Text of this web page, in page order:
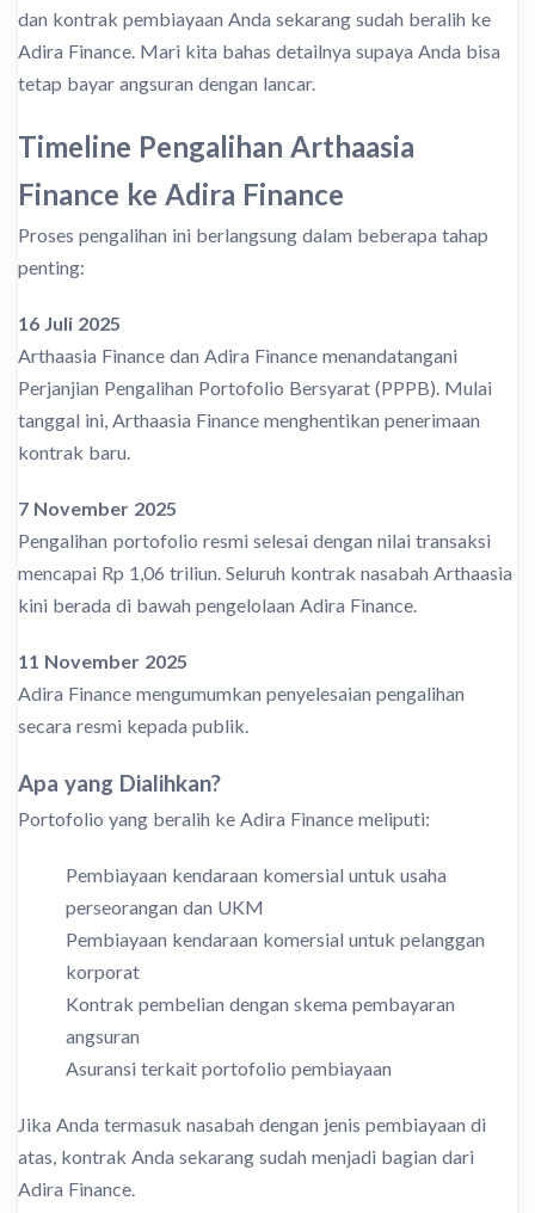
dan kontrak pembiayaan Anda sekarang sudah beralih ke
Adira Finance. Mari kita bahas detailnya supaya Anda bisa
tetap bayar angsuran dengan lancar.
Timeline Pengalihan Arthaasia
Finance ke Adira Finance
Proses pengalihan ini berlangsung dalam beberapa tahap
penting:
16 Juli 2025
Arthaasia Finance dan Adira Finance menandatangani
Perjanjian Pengalihan Portofolio Bersyarat (PPPB). Mulai
tanggal ini, Arthaasia Finance menghentikan penerimaan
kontrak baru.
7 November 2025
Pengalihan portofolio resmi selesai dengan nilai transaksi
mencapai Rp 1,06 triliun. Seluruh kontrak nasabah Arthaasia
kini berada di bawah pengelolaan Adira Finance.
11 November 2025
Adira Finance mengumumkan penyelesaian pengalihan
secara resmi kepada publik.
Apa yang Dialihkan?
Portofolio yang beralih ke Adira Finance meliputi:
Pembiayaan kendaraan komersial untuk usaha
perseorangan dan UKM
Pembiayaan kendaraan komersial untuk pelanggan
korporat
Kontrak pembelian dengan skema pembayaran
angsuran
Asuransi terkait portofolio pembiayaan
Jika Anda termasuk nasabah dengan jenis pembiayaan di
atas, kontrak Anda sekarang sudah menjadi bagian dari
Adira Finance.